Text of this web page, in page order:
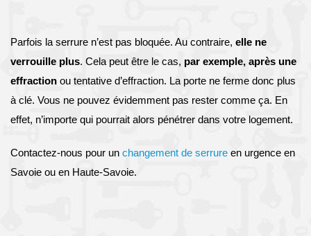
Parfois la serrure n’est pas bloquée. Au contraire, elle ne
verrouille plus. Cela peut être le cas, par exemple, après une
effraction ou tentative d’effraction. La porte ne ferme donc plus
à clé. Vous ne pouvez évidemment pas rester comme ça. En
effet, n’importe qui pourrait alors pénétrer dans votre logement.
Contactez-nous pour un changement de serrure en urgence en
Savoie ou en Haute-Savoie.